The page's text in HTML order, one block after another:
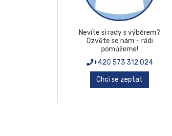
Nevíte si rady s výběrem?
Ozvěte se nám – rádi
pomůžeme!
+420 573 312 024
Chci se zeptat